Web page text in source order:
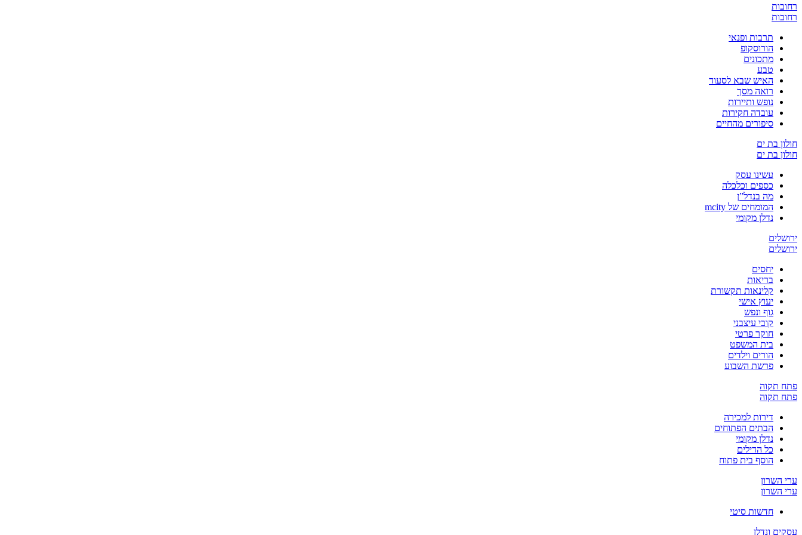
רחובות
רחובות
תרבות ופנאי
הורוסקופ
מתכונים
טבע
האיש שבא לסעוד
רואה מסך
נופש ותיירות
עובדה חקירות
סיפורים מהחיים
חולון בת ים
חולון בת ים
עשינו עסק
כספים וכלכלה
מה בנדל”ן
המומחים של mcity
נדלן מקומי
ירושלים
ירושלים
יחסים
בריאות
קלינאות תקשורת
יעוץ אישי
גוף ונפש
קובי עיצבני
חוקר פרטי
בית המשפט
הורים וילדים
פרשת השבוע
פתח תקוה
פתח תקוה
דירות למכירה
הבתים הפתוחים
נדלן מקומי
כל הדילים
הוסף בית פתוח
ערי השרון
ערי השרון
חדשות סיטי
עסקים ונדלן